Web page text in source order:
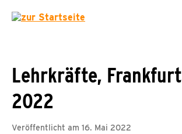
Lehrkräfte,
2022
Veröffentlicht am 16. Mai 2022